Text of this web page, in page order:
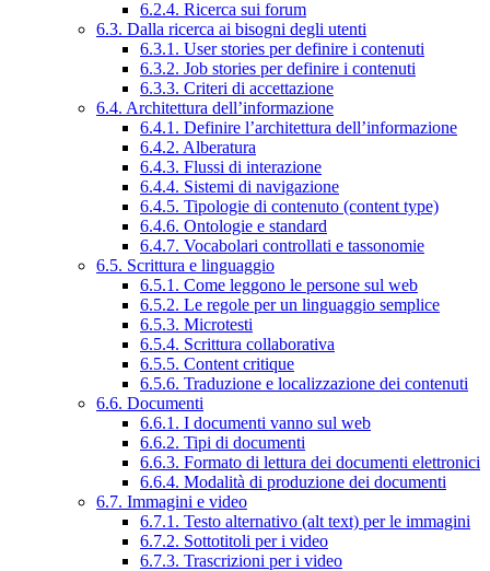
6.2.4. Ricerca sui forum
6.3. Dalla ricerca ai bisogni degli utenti
6.3.1. User stories per definire i contenuti
6.3.2. Job stories per definire i contenuti
6.3.3. Criteri di accettazione
6.4. Architettura dell’informazione
6.4.1. Definire l’architettura dell’informazione
6.4.2. Alberatura
6.4.3. Flussi di interazione
6.4.4. Sistemi di navigazione
6.4.5. Tipologie di contenuto (content type)
6.4.6. Ontologie e standard
6.4.7. Vocabolari controllati e tassonomie
6.5. Scrittura e linguaggio
6.5.1. Come leggono le persone sul web
6.5.2. Le regole per un linguaggio semplice
6.5.3. Microtesti
6.5.4. Scrittura collaborativa
6.5.5. Content critique
6.5.6. Traduzione e localizzazione dei contenuti
6.6. Documenti
6.6.1. I documenti vanno sul web
6.6.2. Tipi di documenti
6.6.3. Formato di lettura dei documenti elettronici
6.6.4. Modalità di produzione dei documenti
6.7. Immagini e video
6.7.1. Testo alternativo (alt text) per le immagini
6.7.2. Sottotitoli per i video
6.7.3. Trascrizioni per i video